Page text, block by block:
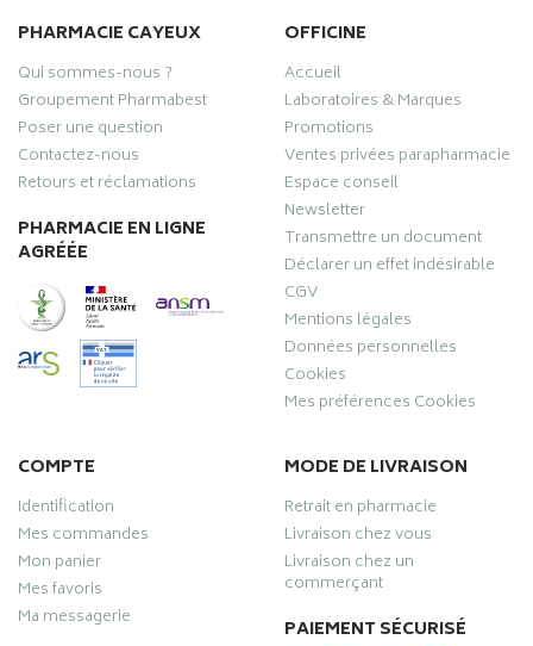
PHARMACIE CAYEUX
Qui sommes-nous ?
Groupement Pharmabest
Poser une question
Contactez-nous
Retours et réclamations
PHARMACIE EN LIGNE
AGRÉÉE
OFFICINE
Accueil
Laboratoires & Marques
Promotions
Ventes privées parapharmacie
Espace conseil
Newsletter
Transmettre un document
Déclarer un effet indésirable
CGV
Mentions légales
Données personnelles
Cookies
Mes préférences Cookies
COMPTE
Identification
Mes commandes
Mon panier
Mes favoris
Ma messagerie
MODE DE LIVRAISON
Retrait en pharmacie
Livraison chez vous
Livraison chez un
commerçant
PAIEMENT SÉCURISÉ